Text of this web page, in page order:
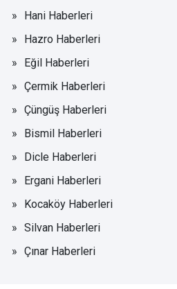
Hani Haberleri
Hazro Haberleri
Eğil Haberleri
Çermik Haberleri
Çüngüş Haberleri
Bismil Haberleri
Dicle Haberleri
Ergani Haberleri
Kocaköy Haberleri
Silvan Haberleri
Çınar Haberleri